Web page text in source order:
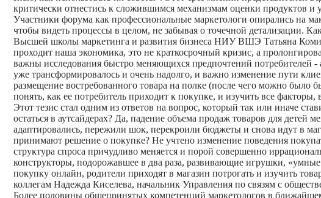
критически отнестись к сложившимся механизмам оценки продуктов и
Участники форума как профессиональные маркетологи опирались на
чтобы видеть процессы в целом, не забывая о точечной детализации.
Высшей школы маркетинга и развития бизнеса НИУ ВШЭ Татьяна
проходит наша экономика, это не краткосрочный кризис, а
важны исследования быстро меняющихся предпочтений потребителей -
уже трансформировалось и очень надолго, и важно изменение пути
размещение востребованного товара на полке (после чего можно было
понять, как ее потребитель приходит к покупке, и изучить все
Этот тезис стал одним из ответов на вопрос, который так или иначе
остаться в аутсайдерах? Да, падение объема продаж товаров для
адаптировались, пережили шок, перекроили бюджеты и снова идут в
принимают решение о покупке? Не учтено изменение поведения
структура спроса причудливо меняется и порой совершенно
конструкторы, подорожавшее в два раза, развивающие игрушки,
покупку онлайн, родители приходят в магазин потрогать и изучить
коллегам Надежда Киселева, начальник Управления по связям с
Более половины общепринятых компетенций маркетологов в